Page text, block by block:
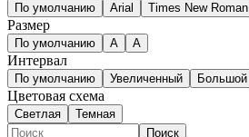
По умолчанию Arial Times New Roman
Размер
По умолчанию A A
Интервал
По умолчанию Увеличенный Большой
Цветовая схема
Светлая Темная